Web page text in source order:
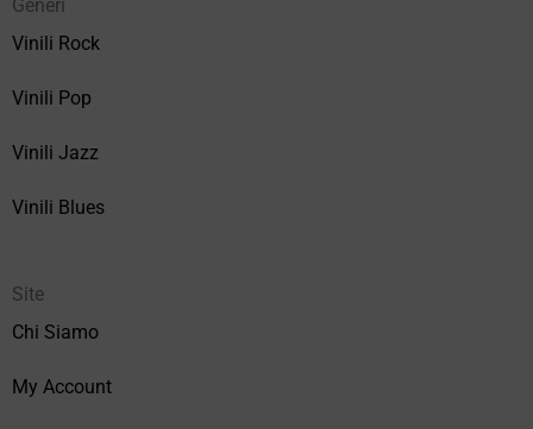
Generi
Vinili Rock
Vinili Pop
Vinili Jazz
Vinili Blues
Site
Chi Siamo
My Account